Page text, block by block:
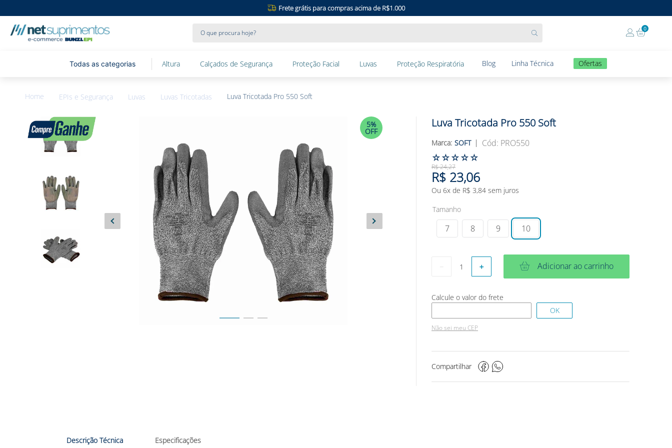
Frete grátis para compras acima de R$1.000
0
Altura Calçados de Segurança Proteção Facial Luvas Proteção Respiratória Blog Linha Técnica Ofertas
EPIs e Segurança Luvas Luvas Tricotadas Luva Tricotada Pro 550 Soft
5%
OFF
Luva Tricotada Pro 550 Soft
SOFT : PRO550
☆☆☆☆☆
R$24,27
R$ 23,06
Ou 6x de R$ 3,84 sem juros
Tamanho
7 8 9 10
＋ Adicionar ao carrinho
Não sei meu CEP
Compartilhar
Descrição Técnica Especificações